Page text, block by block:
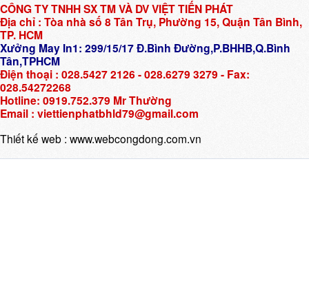
CÔNG TY TNHH SX TM VÀ DV VIỆT TIẾN PHÁT
Địa chỉ : Tòa nhà số 8 Tân Trụ, Phường 15, Quận Tân Bình,
TP. HCM
Xưởng May In1: 299/15/17 Đ.Bình Đường,P.BHHB,Q.Bình
Tân,TPHCM
Điện thoại : 028.5427 2126 - 028.6279 3279 - Fax:
028.54272268
Hotline: 0919.752.379 Mr Thường
Email : viettienphatbhld79@gmail.com
Thiết kế web : www.webcongdong.com.vn